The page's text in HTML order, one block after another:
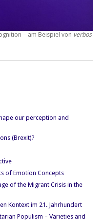
– am Beispiel von verbos
our perception and
(Brexit)?
of Emotion Concepts
of the Migrant Crisis in the
Kontext im 21. Jahrhundert
Populism – Varieties and